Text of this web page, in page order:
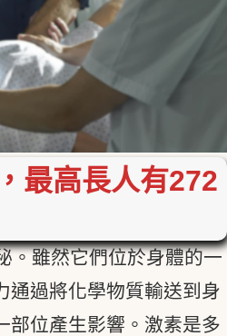
最高長人有272
。雖然它們位於身體的一
通過將化學物質輸送到身
部位產生影響。激素是多